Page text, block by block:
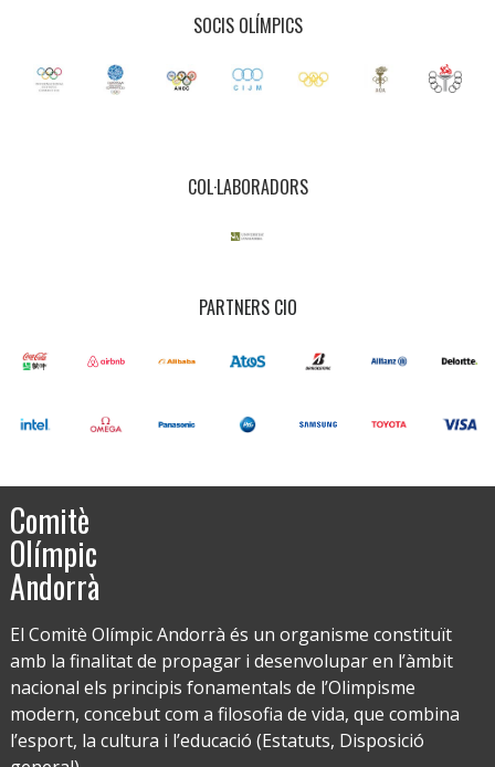
SOCIS OLÍMPICS
COL·LABORADORS
PARTNERS CIO
Comitè
Olímpic
Andorrà
El Comitè Olímpic Andorrà és un organisme constituït
amb la finalitat de propagar i desenvolupar en l’àmbit
nacional els principis fonamentals de l’Olimpisme
modern, concebut com a filosofia de vida, que combina
l’esport, la cultura i l’educació (Estatuts, Disposició